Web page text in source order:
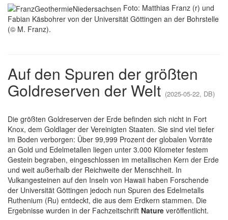
Foto: Matthias Franz (r) und
Fabian Käsbohrer von der Universität Göttingen an der Bohrstelle
(© M. Franz).
Auf den Spuren der größten
Goldreserven der Welt (2025-05-22, DB)
Die größten Goldreserven der Erde befinden sich nicht in Fort
Knox, dem Goldlager der Vereinigten Staaten. Sie sind viel tiefer
im Boden verborgen: Über 99,999 Prozent der globalen Vorräte
an Gold und Edelmetallen liegen unter 3.000 Kilometer festem
Gestein begraben, eingeschlossen im metallischen Kern der Erde
und weit außerhalb der Reichweite der Menschheit. In
Vulkangesteinen auf den Inseln von Hawaii haben Forschende
der Universität Göttingen jedoch nun Spuren des Edelmetalls
Ruthenium (Ru) entdeckt, die aus dem Erdkern stammen. Die
Ergebnisse wurden in der Fachzeitschrift Nature veröffentlicht.